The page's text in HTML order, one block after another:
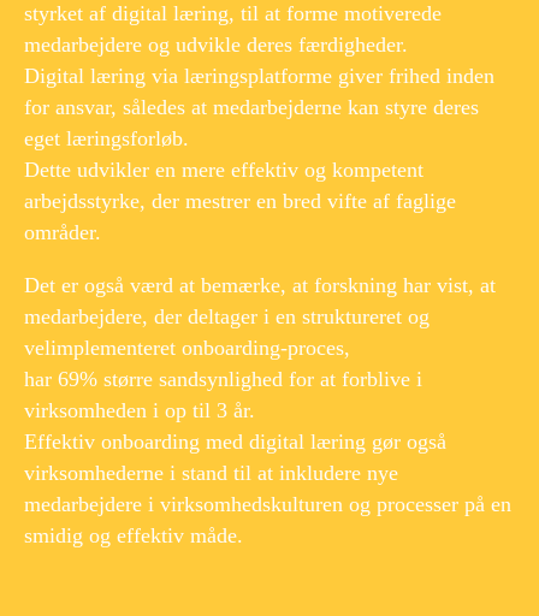
styrket af digital læring, til at forme motiverede
medarbejdere og udvikle deres færdigheder.
Digital læring via læringsplatforme giver frihed inden
for ansvar, således at medarbejderne kan styre deres
eget læringsforløb.
Dette udvikler en mere effektiv og kompetent
arbejdsstyrke, der mestrer en bred vifte af faglige
områder.
Det er også værd at bemærke, at forskning har vist, at
medarbejdere, der deltager i en struktureret og
velimplementeret onboarding-proces,
har 69% større sandsynlighed for at forblive i
virksomheden i op til 3 år.
Effektiv onboarding med digital læring gør også
virksomhederne i stand til at inkludere nye
medarbejdere i virksomhedskulturen og processer på en
smidig og effektiv måde.